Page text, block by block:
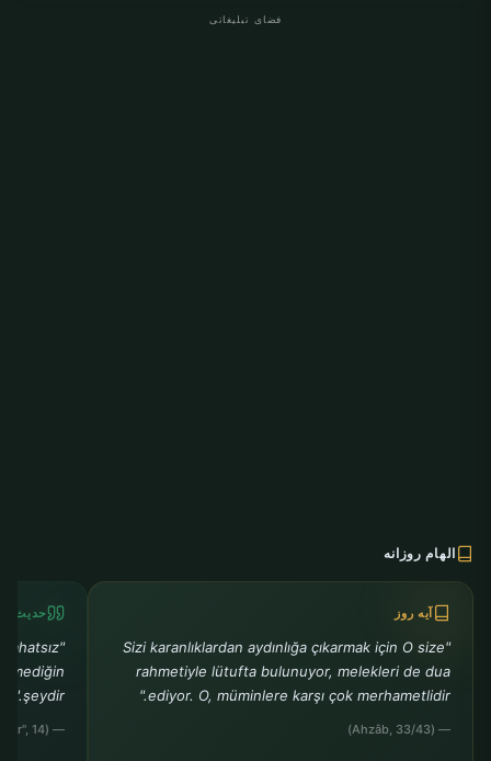
فضای تبلیغاتی
الهام روزانه
آیه روز
"Sizi karanlıklardan aydınlığa çıkarmak için O size
rahmetiyle lütufta bulunuyor, melekleri de dua
ediyor. O, müminlere karşı çok merhametlidir."
— (Ahzâb, 33/43)
حدیث
rahatsız
şeydir."
— (Müslim, "Birr", 14)